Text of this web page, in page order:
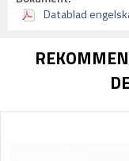
Datablad